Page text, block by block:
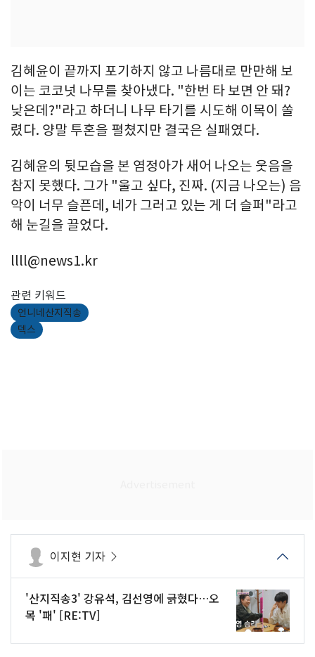
김혜윤이 끝까지 포기하지 않고 나름대로 만만해 보
이는 코코넛 나무를 찾아냈다. "한번 타 보면 안 돼?
낮은데?"라고 하더니 나무 타기를 시도해 이목이 쏠
렸다. 양말 투혼을 펼쳤지만 결국은 실패였다.
김혜윤의 뒷모습을 본 염정아가 새어 나오는 웃음을
참지 못했다. 그가 "울고 싶다, 진짜. (지금 나오는) 음
악이 너무 슬픈데, 네가 그러고 있는 게 더 슬퍼"라고
해 눈길을 끌었다.
llll@news1.kr
관련 키워드
언니네산지직송
덱스
이지현 기자
'산지직송3' 강유석, 김선영에 긁혔다…오
목 '패' [RE:TV]